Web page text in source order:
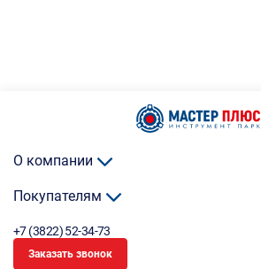
О компании
Покупателям
+7 (3822) 52-34-73
Заказать звонок